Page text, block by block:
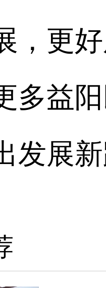
，更
多益
发展